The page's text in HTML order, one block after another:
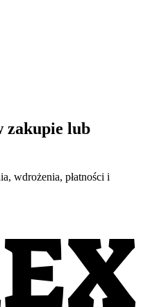
zakupie lub
wdrożenia, płatności i